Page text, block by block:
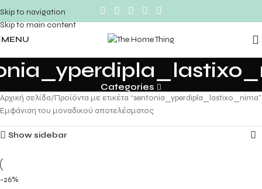
Skip to navigation
Skip to main content
MENU
Categories
Αρχική σελίδα Προϊόντα με ετικέτα “sentonia_yperdipla_lastixo_nima”
Εμφάνιση του μοναδικού αποτελέσματος
Show sidebar
-26%